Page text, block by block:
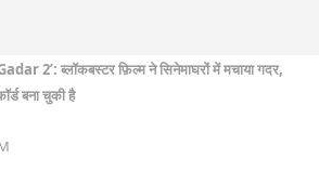
2’: ब्लॉकबस्टर फ़िल्म ने सिनेमाघरों में मचाया गदर,
बना चुकी है